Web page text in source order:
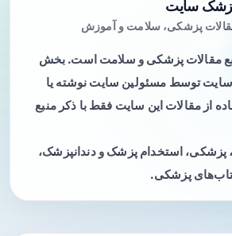
سایت
پزشکی، سلامت و آموزش
مقالات پزشکی و سلامت است. بخش
سایت توسط مسئولین سایت نوشته یا
از مقالات این سایت فقط با ذکر منبع
پزشکی، استخدام پزشک و دندانپزشک،